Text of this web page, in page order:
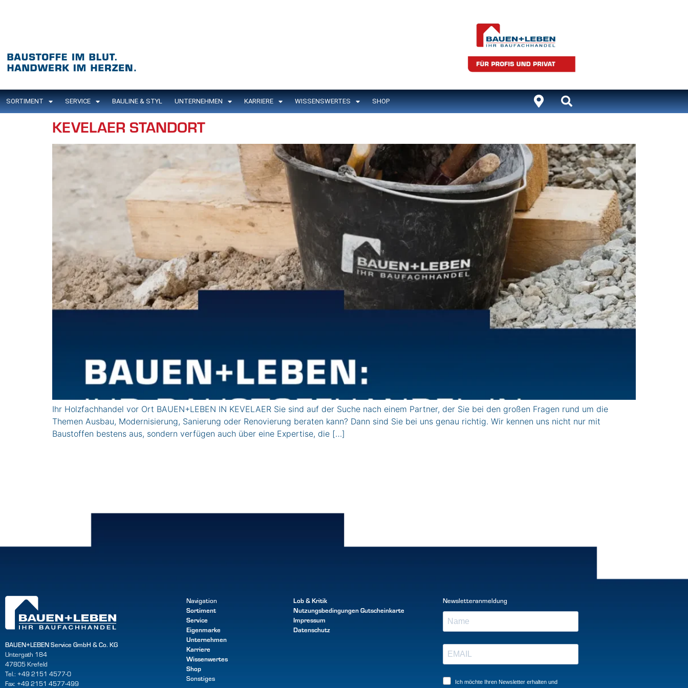
SORTIMENT SERVICE BAULINE & STYL UNTERNEHMEN KARRIERE WISSENSWERTES SHOP
KEVELAER STANDORT
Ihr Holzfachhandel vor Ort BAUEN+LEBEN IN KEVELAER Sie sind auf der Suche nach einem Partner, der Sie bei den großen Fragen rund um die
Themen Ausbau, Modernisierung, Sanierung oder Renovierung beraten kann? Dann sind Sie bei uns genau richtig. Wir kennen uns nicht nur mit
Baustoffen bestens aus, sondern verfügen auch über eine Expertise, die […]
BAUEN+LEBEN Service GmbH & Co. KG
Untergath 184
47805 Krefeld
Tel.: +49 2151 4577-0
Fax: +49 2151 4577-499
Navigation
Sortiment
Service
Eigenmarke
Unternehmen
Karriere
Wissenwertes
Shop
Sonstiges
Lob & Kritik
NutzungsbedingungenGutscheinkarte
Impressum
Datenschutz
Newsletteranmeldung
Ich möchte Ihren Newsletter erhalten und